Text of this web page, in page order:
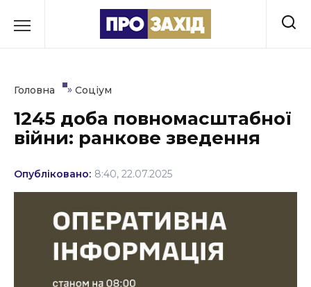
до
Культура
Освіта
Політика
Соціум
Головна » Соціум
1245 доба повномасштабної
війни: ранкове зведення
Опубліковано: 8:40, 22.07.2025